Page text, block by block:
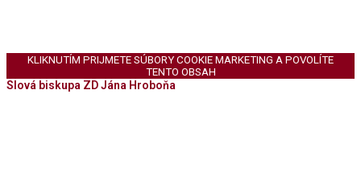
KLIKNUTÍM PRIJMETE SÚBORY COOKIE MARKETING A POVOLÍTE
TENTO OBSAH
Slová biskupa ZD Jána Hroboňa